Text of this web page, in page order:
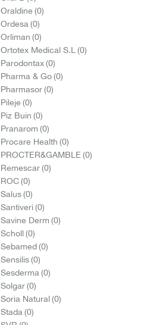
Oraldine(0)
Ordesa(0)
Orliman(0)
Ortotex Medical S.L(0)
Parodontax(0)
Pharma & Go(0)
Pharmasor(0)
Pileje(0)
Piz Buin(0)
Pranarom(0)
Procare Health(0)
PROCTER&GAMBLE(0)
Remescar(0)
ROC(0)
Salus(0)
Santiveri(0)
Savine Derm(0)
Scholl(0)
Sebamed(0)
Sensilis(0)
Sesderma(0)
Solgar(0)
Soria Natural(0)
Stada(0)